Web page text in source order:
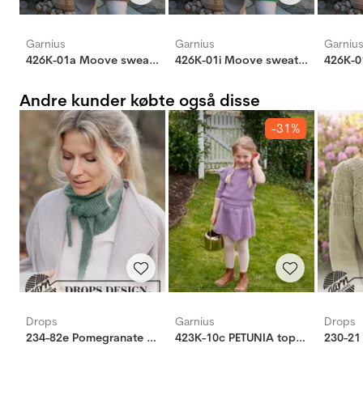
Garnius
426K-01a Moove sweater
Garnius
426K-01i Moove sweater
Garnius
Andre kunder købte også disse
Drops
234-82e Pomegranate Shawl
-31%
Garnius
423K-10c PETUNIA topp mini (Woolevo)
Drops
230-21